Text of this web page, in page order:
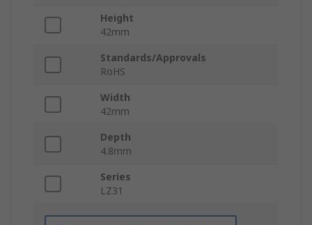
Height
42mm
Standards/Approvals
RoHS
Width
42mm
Depth
4.8mm
Series
LZ31